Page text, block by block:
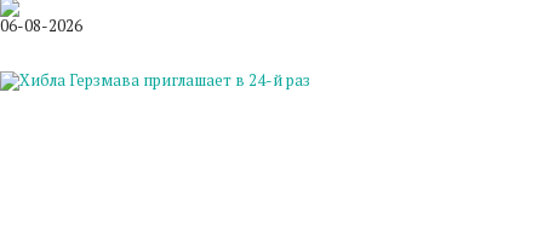
06-08-2026